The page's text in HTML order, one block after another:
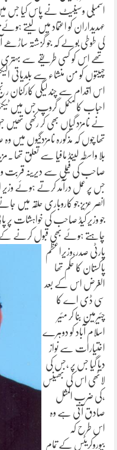
اسمبلی وسینیٹ نے پاس کیا جس
عہدیداران کو اعتماد میں لیتے
کی طوطی بولے کہ جو گزشتہ ساڑھے
تھے اس کو کسی طریقے سے
چہیتوں کو من منشاء سے
اس اقدام سے چند لیگی کارکنان
احباب کا مکمل گروپ جس میں
نے نامزد گیاں بھی کر رکھی تھیں
تھا چوں کہ مذکورہ نامزدگیوں میں
بلا واسطہ لینڈ مافیا سے تعلق تھا
صاحب کی فیملی سے دیرینہ قربت و
جس پر عمل درآمد کرتے ہوئے
انصر عزیز جو کاروباری حلقہ میں
جو وزیر کیڈ صاحب کی خواہشات پر
چاہتے ہوئے بھی قبول کرنے کے
پارٹی صدر ،وزیراعظم
پاکستان کا حکم تھا
الغرض اس کے بعد
سی ڈی اے کا
چئیرمین بنا کر مئیر
اسلام آباد کو دوہرے
اختیارات سے نواز
دیا گیا جس پر ،جس کی
لاٹھی اس کی بھینس
،کی ضرب المثل
صادق آتی ہے وہ
اس طرح کہ
بیوروکریٹس کے تمام